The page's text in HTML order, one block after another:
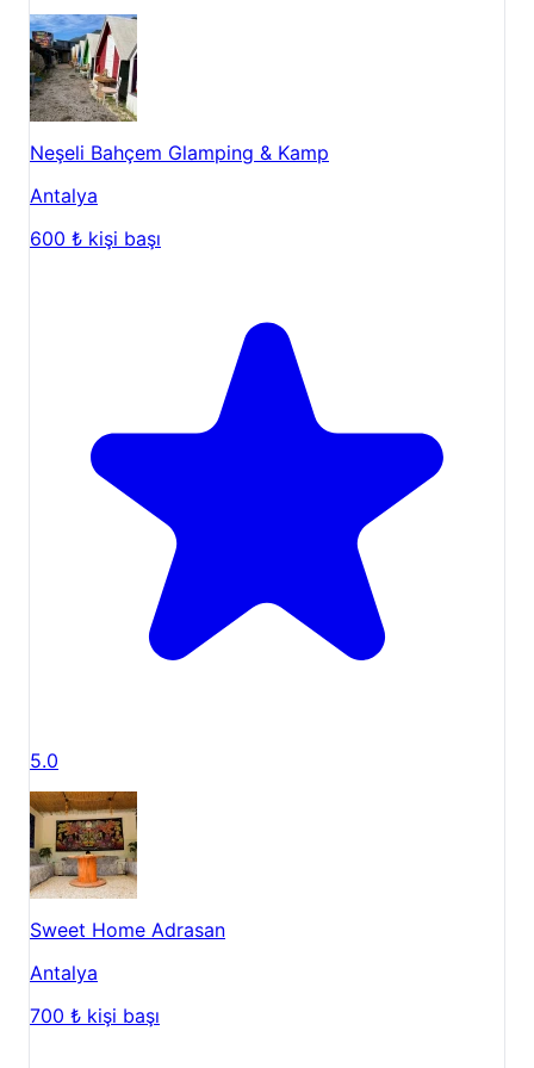
Neşeli Bahçem Glamping & Kamp
Antalya
600 ₺ kişi başı
5.0
Sweet Home Adrasan
Antalya
700 ₺ kişi başı